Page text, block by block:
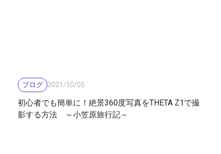
ブログ 2021 /10/05
初心者でも簡単に！絶景360度写真をTHETA Z1で撮
影する方法 ～小笠原旅行記～